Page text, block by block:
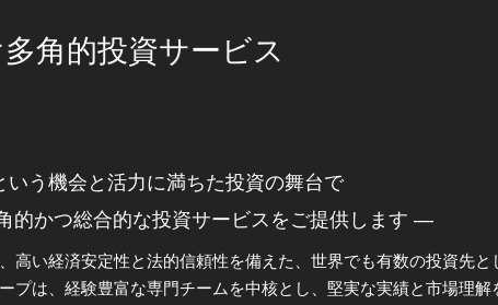
角的投資サービス
いう機会と活力に満ちた投資の舞台で
的かつ総合的な投資サービスをご提供します —
高い経済安定性と法的信頼性を備えた、世界でも有数の投資先と
プは、経験豊富な専門チームを中核とし、堅実な実績と市場理